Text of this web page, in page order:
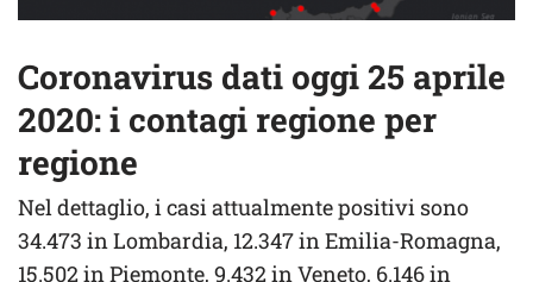
Coronavirus dati oggi 25 aprile
2020: i contagi regione per
regione
Nel dettaglio, i casi attualmente positivi sono
34.473 in Lombardia, 12.347 in Emilia-Romagna,
15.502 in Piemonte, 9.432 in Veneto, 6.146 in